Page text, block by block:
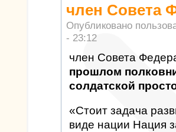
член Совета
Опубликовано
- 23:12
член Совета
прошлом
солдатской
«Стоит задача
виде нации Нация